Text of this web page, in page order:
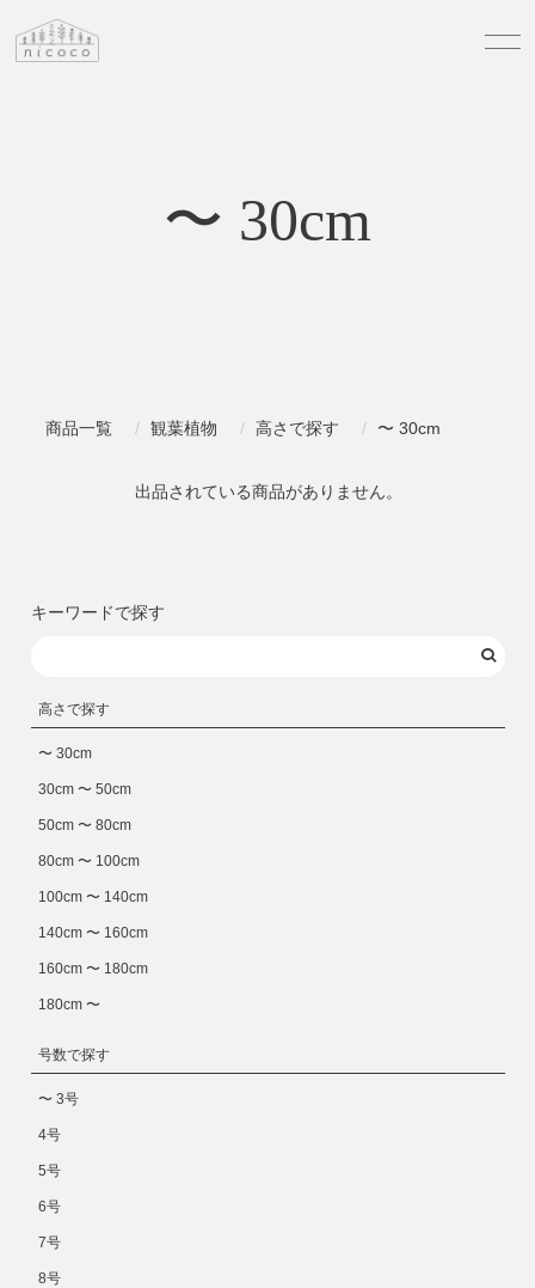
〜 30cm
商品一覧 観葉植物 高さで探す 〜 30cm
出品されている商品がありません。
キーワードで探す
高さで探す
〜 30cm
30cm 〜 50cm
50cm 〜 80cm
80cm 〜 100cm
100cm 〜 140cm
140cm 〜 160cm
160cm 〜 180cm
180cm 〜
号数で探す
〜 3号
4号
5号
6号
7号
8号